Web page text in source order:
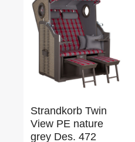
Strandkorb Twin
View PE nature
grey Des. 472